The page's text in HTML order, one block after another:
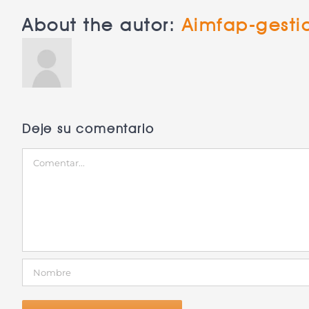
About the autor:Aimfap-
Deje su comentario
Comentar